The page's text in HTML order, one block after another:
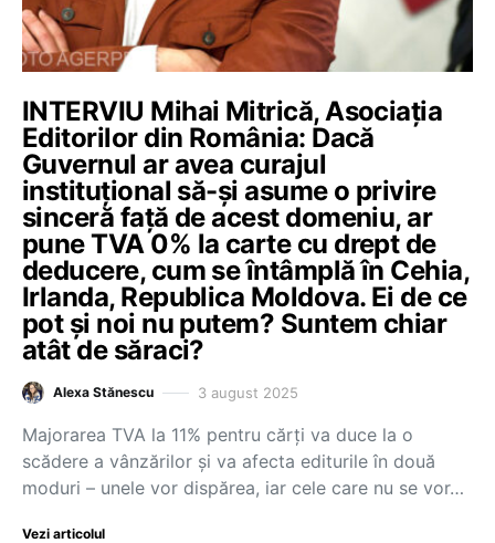
INTERVIU Mihai Mitrică, Asociația
Editorilor din România: Dacă
Guvernul ar avea curajul
instituțional să-și asume o privire
sinceră față de acest domeniu, ar
pune TVA 0% la carte cu drept de
deducere, cum se întâmplă în Cehia,
Irlanda, Republica Moldova. Ei de ce
pot și noi nu putem? Suntem chiar
atât de săraci?
Alexa Stănescu 3 august 2025
Majorarea TVA la 11% pentru cărți va duce la o
scădere a vânzărilor și va afecta editurile în două
moduri – unele vor dispărea, iar cele care nu se vor…
Vezi articolul